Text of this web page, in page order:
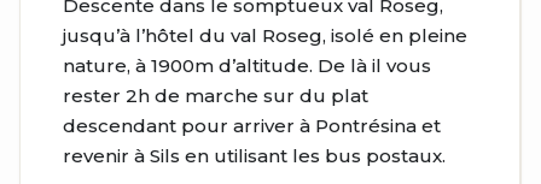
Descente dans le somptueux val Roseg,
jusqu’à l’hôtel du val Roseg, isolé en pleine
nature, à 1900m d’altitude. De là il vous
rester 2h de marche sur du plat
descendant pour arriver à Pontrésina et
revenir à Sils en utilisant les bus postaux.